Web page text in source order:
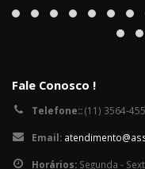
Fale Conosco !
Telefone::(11) 3564-
Email:
Horários: Segunda -